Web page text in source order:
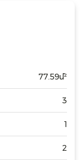
77.59մ²
3
1
2